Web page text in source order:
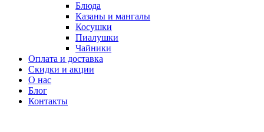
Блюда
Казаны и мангалы
Косушки
Пиалушки
Чайники
Оплата и доставка
Скидки и акции
О нас
Блог
Контакты